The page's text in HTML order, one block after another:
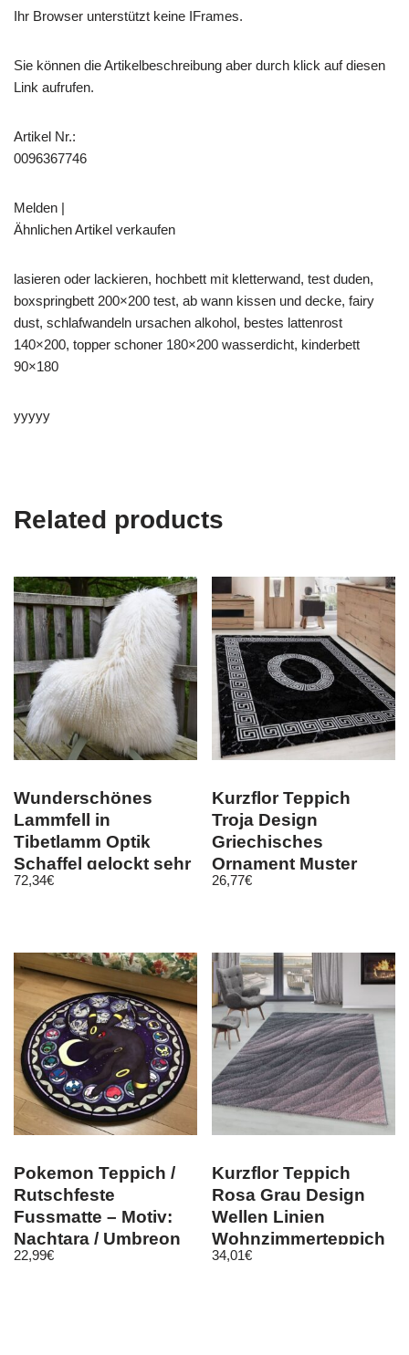
Ihr Browser unterstützt keine IFrames.
Sie können die Artikelbeschreibung aber durch klick auf diesen
Link aufrufen.
Artikel Nr.:
0096367746
Melden |
Ähnlichen Artikel verkaufen
lasieren oder lackieren, hochbett mit kletterwand, test duden,
boxspringbett 200×200 test, ab wann kissen und decke, fairy
dust, schlafwandeln ursachen alkohol, bestes lattenrost
140×200, topper schoner 180×200 wasserdicht, kinderbett
90×180
yyyyy
Related products
Wunderschönes
Lammfell in
Tibetlamm Optik
Schaffel gelockt sehr
weich natur Weiß
72,34€
Kurzflor Teppich
Troja Design
Griechisches
Ornament Muster
Grau Schwarz Meliert
26,77€
Pokemon Teppich /
Rutschfeste
Fussmatte – Motiv:
Nachtara / Umbreon
22,99€
Kurzflor Teppich
Rosa Grau Design
Wellen Linien
Wohnzimmerteppich
Weich
34,01€